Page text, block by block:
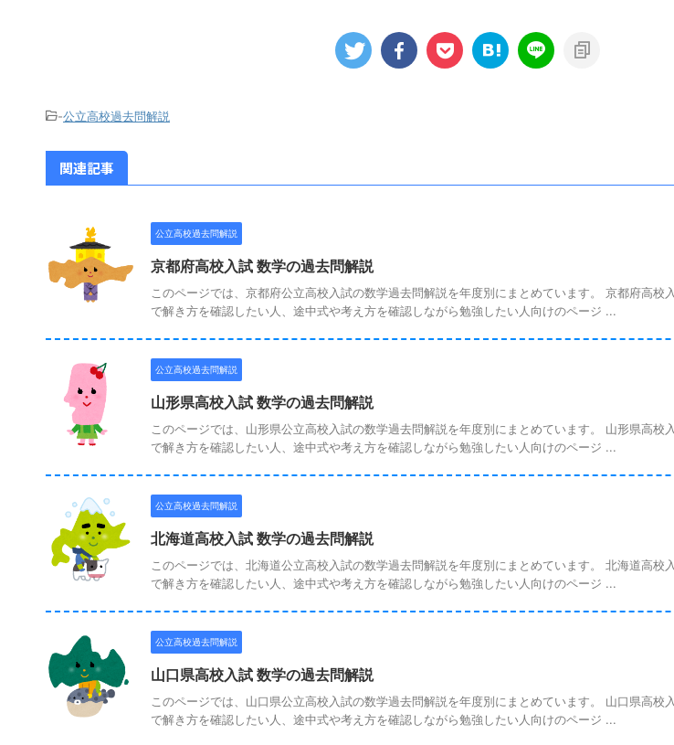
-公立高校過去問解説
関連記事
公立高校過去問解説
京都府高校入試 数学の過去問解説
このページでは、京都府公立高校入試の数学過去問解説を年度別にまとめています。 京都府高校
で解き方を確認したい人、途中式や考え方を確認しながら勉強したい人向けのページ ...
公立高校過去問解説
山形県高校入試 数学の過去問解説
このページでは、山形県公立高校入試の数学過去問解説を年度別にまとめています。 山形県高校
で解き方を確認したい人、途中式や考え方を確認しながら勉強したい人向けのページ ...
公立高校過去問解説
北海道高校入試 数学の過去問解説
このページでは、北海道公立高校入試の数学過去問解説を年度別にまとめています。 北海道高校
で解き方を確認したい人、途中式や考え方を確認しながら勉強したい人向けのページ ...
公立高校過去問解説
山口県高校入試 数学の過去問解説
このページでは、山口県公立高校入試の数学過去問解説を年度別にまとめています。 山口県高校
で解き方を確認したい人、途中式や考え方を確認しながら勉強したい人向けのページ ...